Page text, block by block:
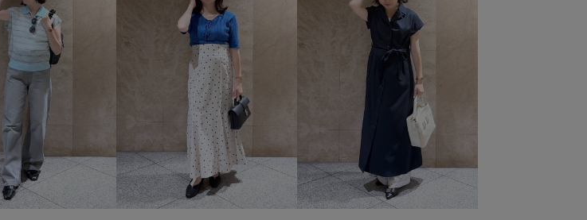
カジュアル カラーバリエーション豊富 カーディガン
シンプルなトップス ストレスフリー スラックス
デニムとの相性抜群 ニット ニュアンスがある
バランスが良い パール ブラウス ベルト
万能アイテム 低反発 使い回し
別注アイテム 収納力 取り外し可能 取り外し可能なショルダー 女性らしさ
歩きやすい 毛玉になりにくい 甲高 疲れにくい